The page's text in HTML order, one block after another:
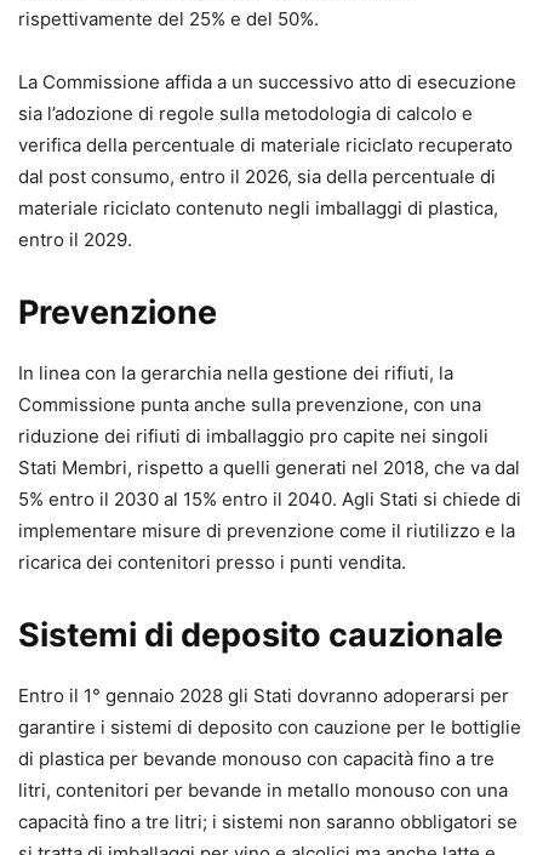
rispettivamente del 25% e del 50%.
La Commissione affida a un successivo atto di esecuzione
sia l’adozione di regole sulla metodologia di calcolo e
verifica della percentuale di materiale riciclato recuperato
dal post consumo, entro il 2026, sia della percentuale di
materiale riciclato contenuto negli imballaggi di plastica,
entro il 2029.
Prevenzione
In linea con la gerarchia nella gestione dei rifiuti, la
Commissione punta anche sulla prevenzione, con una
riduzione dei rifiuti di imballaggio pro capite nei singoli
Stati Membri, rispetto a quelli generati nel 2018, che va dal
5% entro il 2030 al 15% entro il 2040. Agli Stati si chiede di
implementare misure di prevenzione come il riutilizzo e la
ricarica dei contenitori presso i punti vendita.
Sistemi di deposito cauzionale
Entro il 1° gennaio 2028 gli Stati dovranno adoperarsi per
garantire i sistemi di deposito con cauzione per le bottiglie
di plastica per bevande monouso con capacità fino a tre
litri, contenitori per bevande in metallo monouso con una
capacità fino a tre litri; i sistemi non saranno obbligatori se